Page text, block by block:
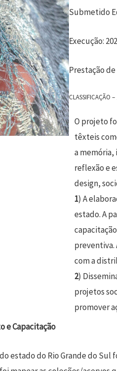
Submetido
Execução:
Prestação
CLASSIFICAÇÃO
O projeto
têxteis
a
reflexão e
design,
1) A
estado. A
preventiva.
com a
2)
projetos
promover
e Capacitação
estado do Rio Grande do